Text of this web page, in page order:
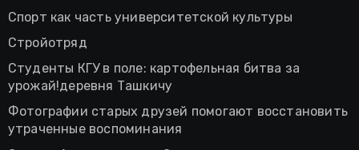
Спорт как часть университетской культуры
Стройотряд
Студенты КГУ в поле: картофельная битва за
урожай!деревня Ташкичу
Фотографии старых друзей помогают восстановить
утраченные воспоминания